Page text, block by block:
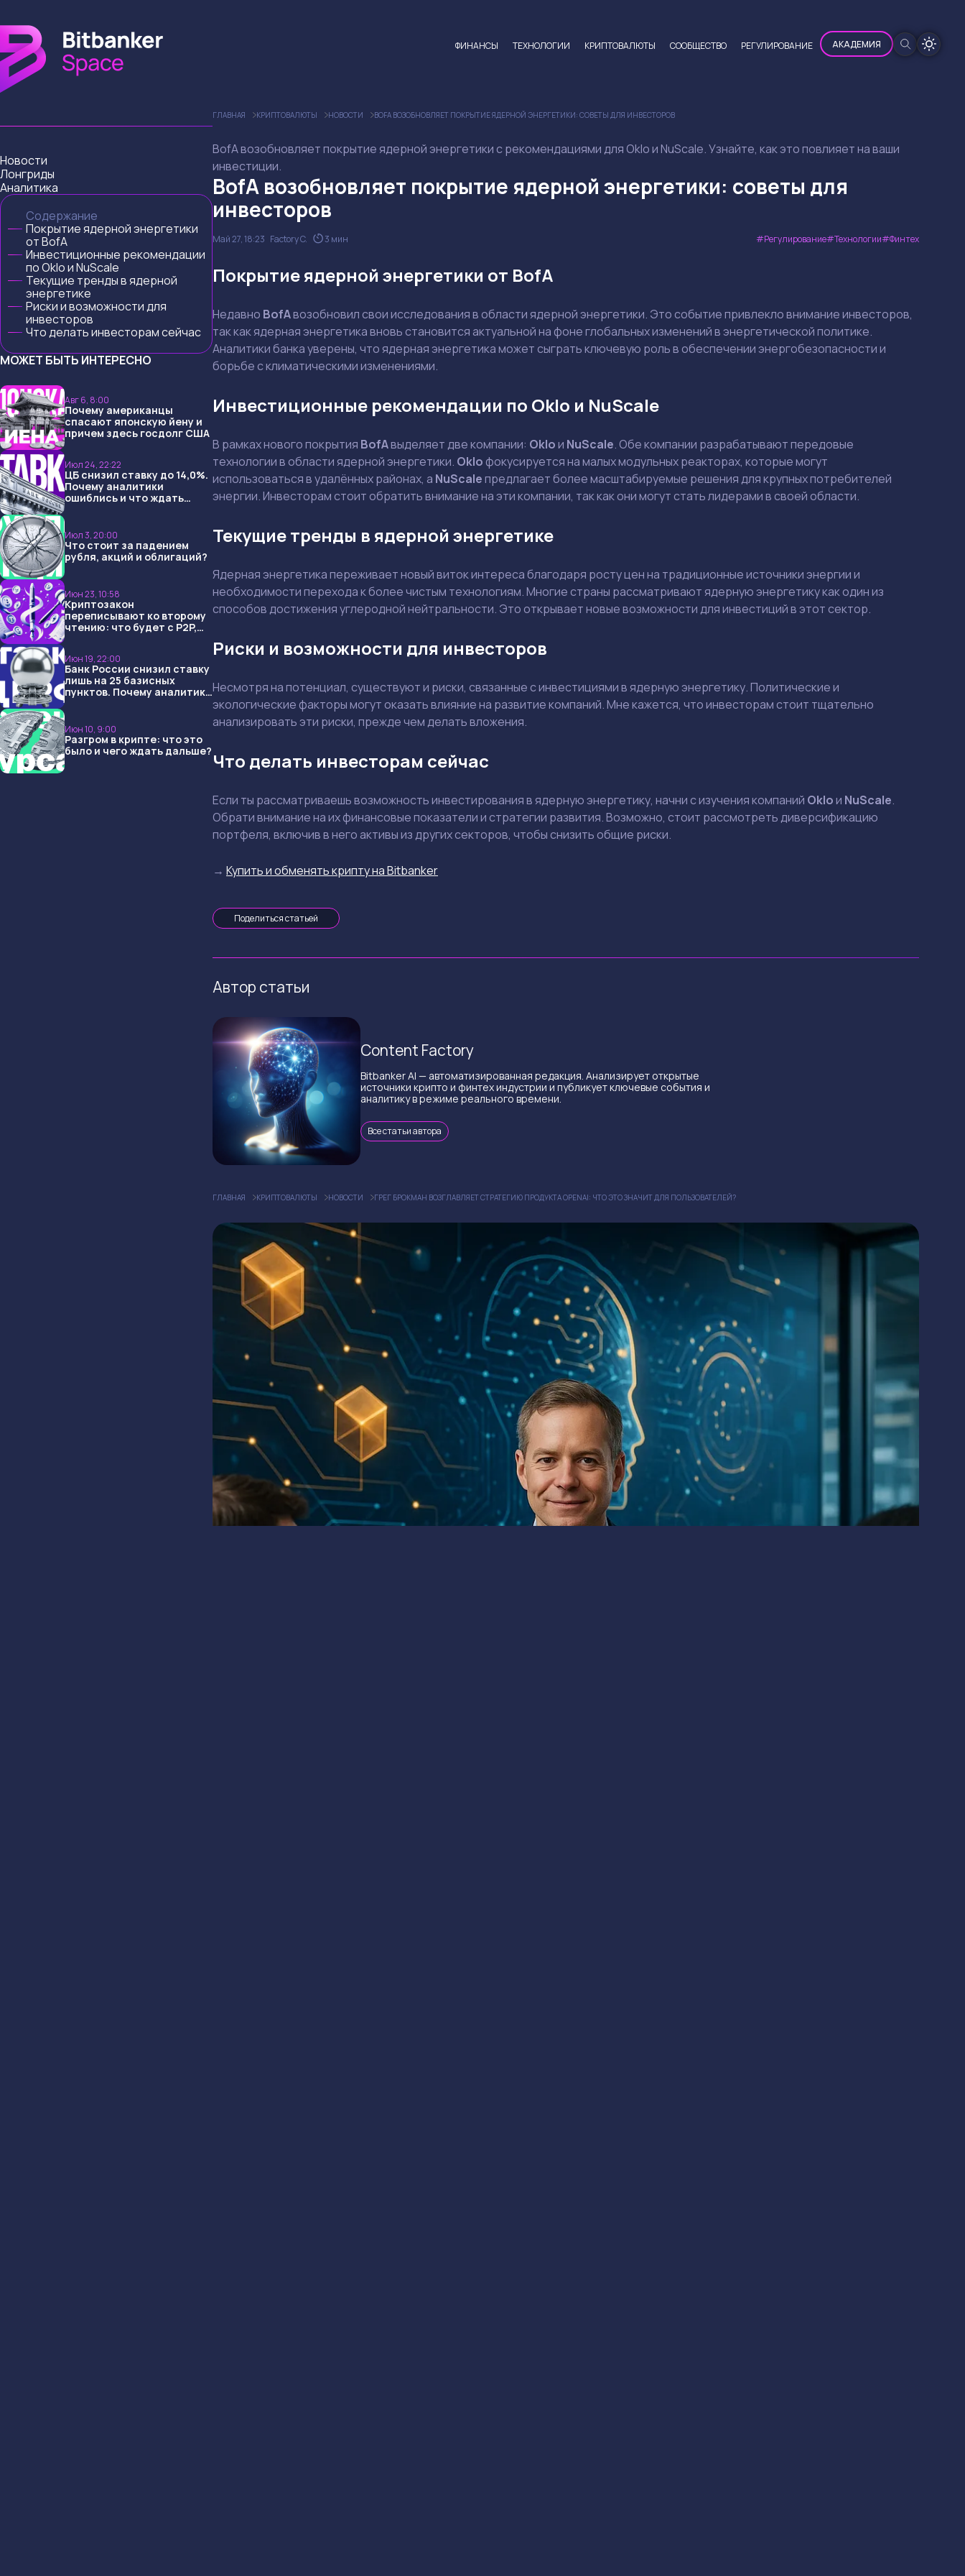
ФИНАНСЫ ТЕХНОЛОГИИ КРИПТОВАЛЮТЫ CООБЩЕСТВО РЕГУЛИРОВАНИЕ АКАДЕМИЯ
Новости
Лонгриды
Аналитика
Содержание
Покрытие ядерной энергетики
от BofA
Инвестиционные рекомендации
по Oklo и NuScale
Текущие тренды в ядерной
энергетике
Риски и возможности для
инвесторов
Что делать инвесторам сейчас
МОЖЕТ БЫТЬ ИНТЕРЕСНО
Авг 6, 8:00
Почему американцы
спасают японскую йену и
причем здесь госдолг США
Июл 24, 22:22
ЦБ снизил ставку до 14,0%.
Почему аналитики
ошиблись и что ждать
Июл 3, 20:00
Что стоит за падением
рубля, акций и облигаций?
Июн 23, 10:58
Криптозакон
переписывают ко второму
чтению: что будет с P2P,
Июн 19, 22:00
Банк России снизил ставку
лишь на 25 базисных
пунктов. Почему аналитики
Июн 10, 9:00
Разгром в крипте: что это
было и чего ждать дальше?
ГЛАВНАЯ КРИПТОВАЛЮТЫ НОВОСТИ BOFA ВОЗОБНОВЛЯЕТ ПОКРЫТИЕ ЯДЕРНОЙ ЭНЕРГЕТИКИ: СОВЕТЫ ДЛЯ ИНВЕСТОРОВ
BofA возобновляет покрытие ядерной энергетики с рекомендациями для Oklo и NuScale. Узнайте, как это повлияет на ваши
инвестиции.
BofA возобновляет покрытие ядерной энергетики: советы для
инвесторов
Май 27, 18:23 Factory C. 3 мин Регулирование Технологии Финтех
Покрытие ядерной энергетики от BofA
Недавно BofAвозобновил свои исследования в области ядерной энергетики. Это событие привлекло внимание инвесторов,
так как ядерная энергетика вновь становится актуальной на фоне глобальных изменений в энергетической политике.
Аналитики банка уверены, что ядерная энергетика может сыграть ключевую роль в обеспечении энергобезопасности и
борьбе с климатическими изменениями.
Инвестиционные рекомендации по Oklo и NuScale
В рамках нового покрытия BofAвыделяет две компании: Okloи NuScale. Обе компании разрабатывают передовые
технологии в области ядерной энергетики. Oklo фокусируется на малых модульных реакторах, которые могут
использоваться в удалённых районах, а NuScaleпредлагает более масштабируемые решения для крупных потребителей
энергии. Инвесторам стоит обратить внимание на эти компании, так как они могут стать лидерами в своей области.
Текущие тренды в ядерной энергетике
Ядерная энергетика переживает новый виток интереса благодаря росту цен на традиционные источники энергии и
необходимости перехода к более чистым технологиям. Многие страны рассматривают ядерную энергетику как один из
способов достижения углеродной нейтральности. Это открывает новые возможности для инвестиций в этот сектор.
Риски и возможности для инвесторов
Несмотря на потенциал, существуют и риски, связанные с инвестициями в ядерную энергетику. Политические и
экологические факторы могут оказать влияние на развитие компаний. Мне кажется, что инвесторам стоит тщательно
анализировать эти риски, прежде чем делать вложения.
Что делать инвесторам сейчас
Если ты рассматриваешь возможность инвестирования в ядерную энергетику, начни с изучения компаний Okloи NuScale.
Обрати внимание на их финансовые показатели и стратегии развития. Возможно, стоит рассмотреть диверсификацию
портфеля, включив в него активы из других секторов, чтобы снизить общие риски.
→ Купить и обменять крипту на Bitbanker
Поделиться статьей
Автор статьи
Content Factory
Bitbanker AI — автоматизированная редакция. Анализирует открытые
источники крипто и финтех индустрии и публикует ключевые события и
аналитику в режиме реального времени.
Все статьи автора
ГЛАВНАЯ КРИПТОВАЛЮТЫ НОВОСТИ ГРЕГ БРОКМАН ВОЗГЛАВЛЯЕТ СТРАТЕГИЮ ПРОДУКТА OPENAI: ЧТО ЭТО ЗНАЧИТ ДЛЯ ПОЛЬЗОВАТЕЛЕЙ?
Выбрать эксперта
Ваш e-mail не будет опубликован
Даю согласие на обработку персональных данных